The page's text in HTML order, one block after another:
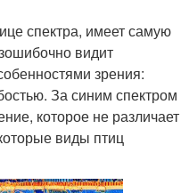
спектра, имеет самую
видит
зрения:
За синим спектром
которое не различает
виды птиц